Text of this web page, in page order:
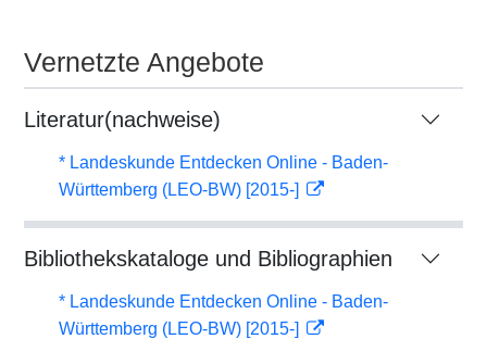
Vernetzte Angebote
Literatur(nachweise)
* Landeskunde Entdecken Online - Baden-
Württemberg (LEO-BW) [2015-]
Bibliothekskataloge und Bibliographien
* Landeskunde Entdecken Online - Baden-
Württemberg (LEO-BW) [2015-]